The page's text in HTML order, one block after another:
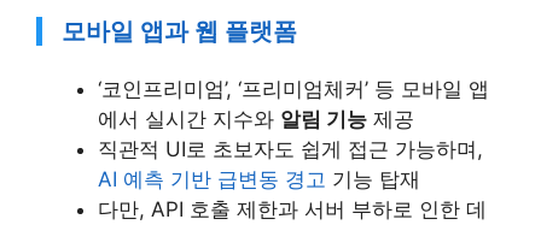
모바일 앱과 웹 플랫폼
‘코인프리미엄’, ‘프리미엄체커’ 등 모바일 앱
에서 실시간 지수와 알림 기능 제공
직관적 UI로 초보자도 쉽게 접근 가능하며,
AI 예측 기반 급변동 경고 기능 탑재
다만, API 호출 제한과 서버 부하로 인한 데